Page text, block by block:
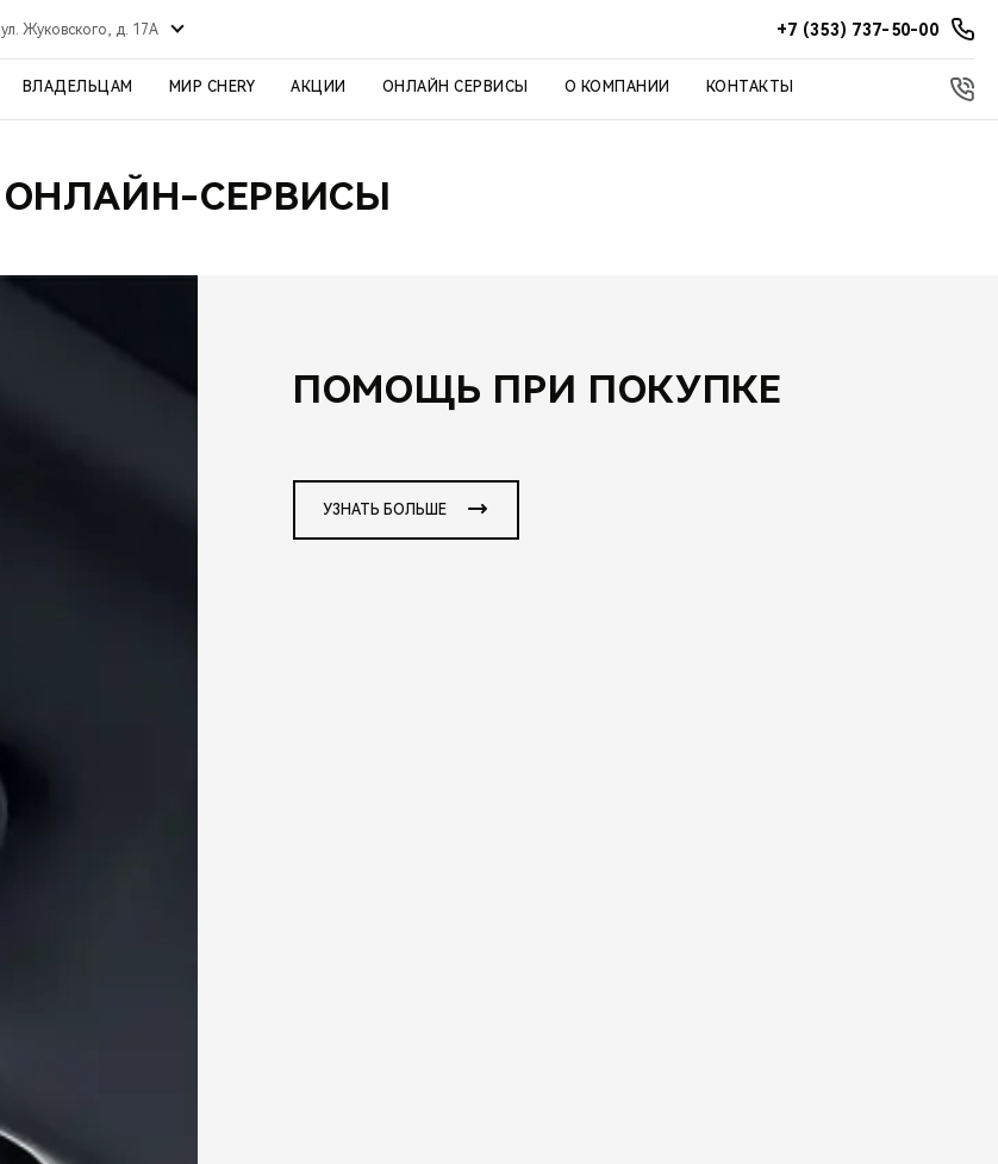
ул. Жуковского, д. 17А +7 (353) 737-50-00
ВЛАДЕЛЬЦАМ МИР CHERY АКЦИИ ОНЛАЙН СЕРВИСЫ О КОМПАНИИ КОНТАКТЫ
ОНЛАЙН-СЕРВИСЫ
ПОМОЩЬ ПРИ ПОКУПКЕ
УЗНАТЬ БОЛЬШЕ